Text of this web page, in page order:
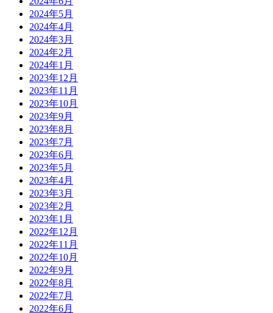
2024年5月
2024年4月
2024年3月
2024年2月
2024年1月
2023年12月
2023年11月
2023年10月
2023年9月
2023年8月
2023年7月
2023年6月
2023年5月
2023年4月
2023年3月
2023年2月
2023年1月
2022年12月
2022年11月
2022年10月
2022年9月
2022年8月
2022年7月
2022年6月